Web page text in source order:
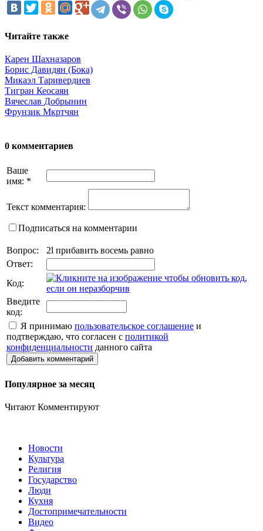
Читайте также
Карен Шахназаров
Борис Давидян (Бока)
Микаэл Таривердиев
Тигран Кеосаян
Вячеслав Добрынин
Фрунзик Мкртчян
0 комментариев
Ваше
имя: *
Текст комментария:
Подписаться на комментарии
Вопрос:
2l прибавить восемь равно
Ответ:
Код:
Введите
код:
Я принимаю пользовательское соглашение и
подтверждаю, что согласен с политикой
конфиденциальности данного сайта
Добавить комментарий
Популярное за месяц
Читают Комментируют
Новости
Культура
Религия
Государство
Люди
Кухня
Достопримечательности
Видео